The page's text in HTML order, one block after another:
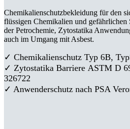
Chemikalienschutzbekleidung für den
flüssigen Chemikalien und gefährlichen
der Petrochemie, Zytostatika
auch im Umgang mit Asbest.
✓ Chemikalienschutz Typ 6B,
✓ Zytostatika Barriere ASTM D
326722
✓ Anwenderschutz nach PSA